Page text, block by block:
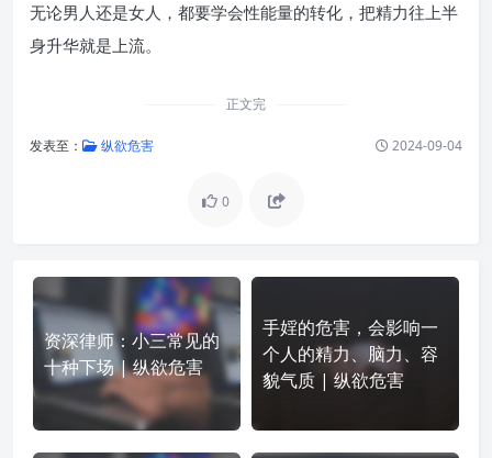
无论男人还是女人，都要学会性能量的转化，把精力往上半
身升华就是上流。
正文完
发表至： 纵欲危害 2024-09-04
0
资深律师：小三常见的
十种下场 | 纵欲危害
手婬的危害，会影响一
个人的精力、脑力、容
貌气质 | 纵欲危害